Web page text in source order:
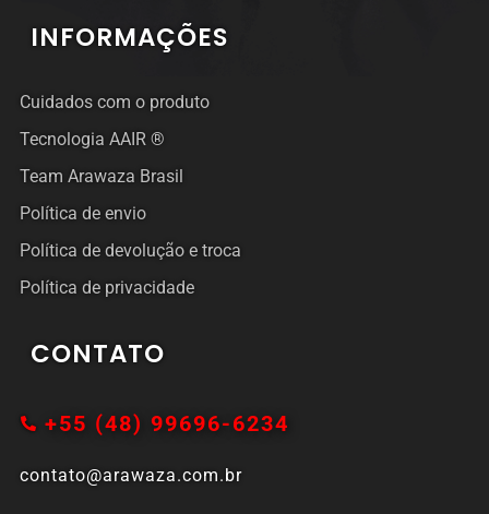
INFORMAÇÕES
Cuidados com o produto
Tecnologia AAIR ®
Team Arawaza Brasil
Política de envio
Política de devolução e troca
Política de privacidade
CONTATO
+55 (48) 99696-6234
contato@arawaza.com.br